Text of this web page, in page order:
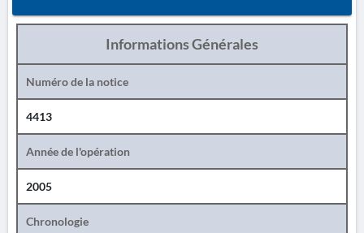
Informations Générales
Numéro de la notice
4413
Année de l'opération
2005
Chronologie